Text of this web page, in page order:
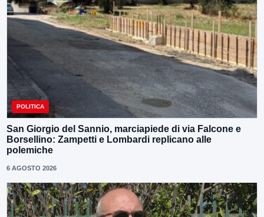
POLITICA
San Giorgio del Sannio, marciapiede di via Falcone e
Borsellino: Zampetti e Lombardi replicano alle
polemiche
6 AGOSTO 2026